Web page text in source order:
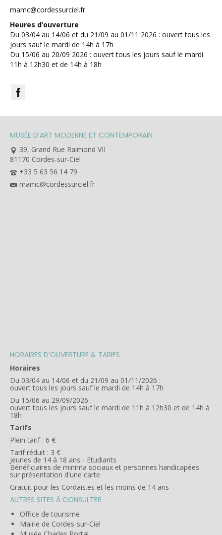
mamc@cordessurciel.fr
Heures d’ouverture
Du 03/04 au 14/06 et du 21/09 au 01/11 2026 : ouvert tous les
jours sauf le mardi de 14h à 17h
Du 15/06 au 20/09 2026 : ouvert tous les jours sauf le mardi
11h à 12h30 et de 14h à 18h
MUSÉE D’ART MODERNE ET CONTEMPORAIN
39, Grand Rue Raimond VII
81170 Cordes-sur-Ciel
+33 5 63 56 14 79
mamc@cordessurciel.fr
HORAIRES D’OUVERTURE & TARIFS
Horaires
Du 03/04 au 14/06 et du 21/09 au 01/11/2026 :
ouvert tous les jours sauf le mardi de 14h à 17h
Du 15/06 au 29/09/2026 :
ouvert tous les jours sauf le mardi de 11h à 12h30 et de 14h à
18h
Tarifs
Plein tarif : 6 €
Tarif réduit : 3 €
Jeunes de 14 à 18 ans - Etudiants
Bénéficiaires de minima sociaux et personnes handicapées
sur présentation d'une carte
Gratuit pour les Cordais.es et les moins de 14 ans
AUTRES SITES À CONSULTER
Office de tourisme
Mairie de Cordes-sur-Ciel